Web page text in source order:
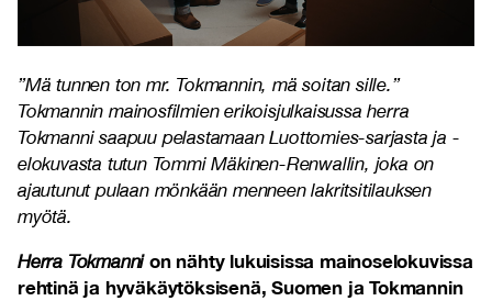
”Mä tunnen ton mr. Tokmannin, mä soitan sille.”
Tokmannin mainosfilmien erikoisjulkaisussa herra
Tokmanni saapuu pelastamaan Luottomies-sarjasta ja -
elokuvasta tutun Tommi Mäkinen-Renwallin, joka on
ajautunut pulaan mönkään menneen lakritsitilauksen
myötä.
Herra Tokmannion nähty lukuisissa mainoselokuvissa
rehtinä ja hyväkäytöksisenä, Suomen ja Tokmannin